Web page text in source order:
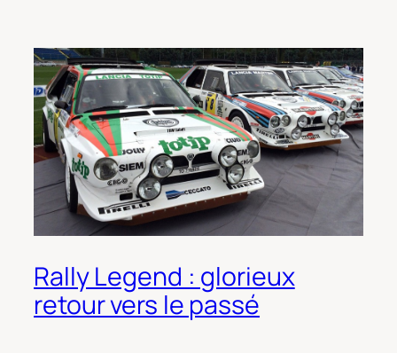
Rally Legend : glorieux
retour vers le passé